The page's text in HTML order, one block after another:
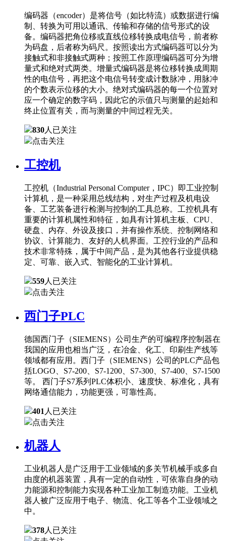
编码器（encoder）是将信号（如比特流）或数据进行编
制、转换为可用以通讯、传输和存储的信号形式的设
备。编码器把角位移或直线位移转换成电信号，前者称
为码盘，后者称为码尺。按照读出方式编码器可以分为
接触式和非接触式两种；按照工作原理编码器可分为增
量式和绝对式两类。增量式编码器是将位移转换成周期
性的电信号，再把这个电信号转变成计数脉冲，用脉冲
的个数表示位移的大小。绝对式编码器的每一个位置对
应一个确定的数字码，因此它的示值只与测量的起始和
终止位置有关，而与测量的中间过程无关。
830人已关注
点击关注
工控机
工控机（Industrial Personal Computer，IPC）即工业控制
计算机，是一种采用总线结构，对生产过程及机电设
备、工艺装备进行检测与控制的工具总称。工控机具有
重要的计算机属性和特征，如具有计算机主板、CPU、
硬盘、内存、外设及接口，并有操作系统、控制网络和
协议、计算能力、友好的人机界面。工控行业的产品和
技术非常特殊，属于中间产品，是为其他各行业提供稳
定、可靠、嵌入式、智能化的工业计算机。
559人已关注
点击关注
西门子PLC
德国西门子（SIEMENS）公司生产的可编程序控制器在
我国的应用也相当广泛，在冶金、化工、印刷生产线等
领域都有应用。西门子（SIEMENS）公司的PLC产品包
括LOGO、S7-200、S7-1200、S7-300、S7-400、S7-1500
等。 西门子S7系列PLC体积小、速度快、标准化，具有
网络通信能力，功能更强，可靠性高。
401 人已关注
点击关注
机器人
工业机器人是广泛用于工业领域的多关节机械手或多自
由度的机器装置，具有一定的自动性，可依靠自身的动
力能源和控制能力实现各种工业加工制造功能。工业机
器人被广泛应用于电子、物流、化工等各个工业领域之
中。
378人已关注